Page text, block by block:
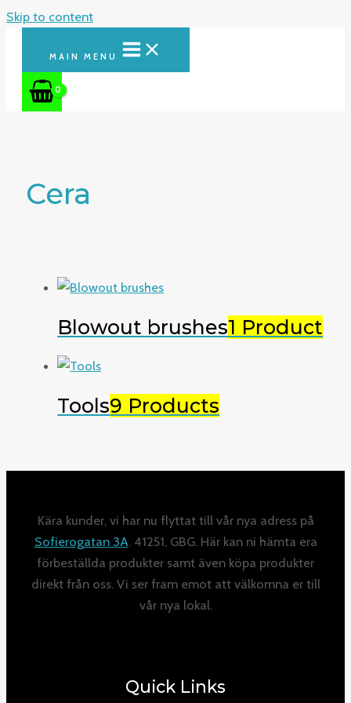
Skip to content
MAIN MENU
Cera
Blowout brushes1 Product
Tools9 Products
Kära kunder, vi har nu flyttat till vår nya adress på
Sofierogatan 3A. 41251, GBG. Här kan ni hämta era
förbeställda produkter samt även köpa produkter
direkt från oss. Vi ser fram emot att välkomna er till
vår nya lokal.
Quick Links